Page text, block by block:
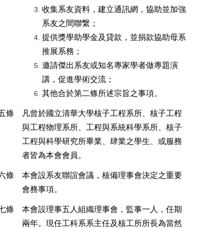
收集系友資料，建立通訊網，協助並加強
系友之間聯繋；
提供獎學助學金及貸款，並捐款協助母系
推展系務；
邀請傑出系友或知名專家學者做專題演
講，促進學術交流；
其他合於第二條所述宗旨之事項。
條
凡曾於國立清華大學核子工程系所、核子工程
與工程物理系所、工程與系統科學系所、核子
工程與科學研究所畢業、肆業之學生、或服務
者皆為本會會員。
條
本會設系友聯誼會議，核備理事會決定之重要
會務事項。
條
本會設理事五人組織理事會，監事一人，任期
兩年。現任工科系系主任及核工所所長為當然